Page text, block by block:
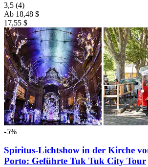
3,5 (4)
Ab 18,48 $
17,55 $
-5%
Spiritus-Lichtshow in der Kirche
Porto: Geführte Tuk Tuk City Tour